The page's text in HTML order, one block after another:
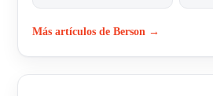
Más artículos de Berson →